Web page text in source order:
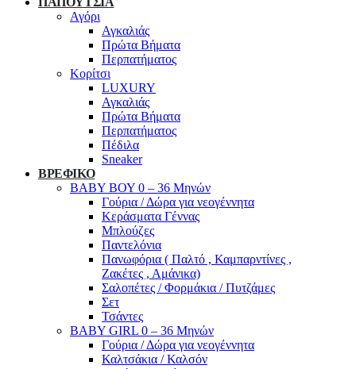
Αγόρι
Αγκαλιάς
Πρώτα Βήματα
Περπατήματος
Κορίτσι
LUXURY
Αγκαλιάς
Πρώτα Βήματα
Περπατήματος
Πέδιλα
Sneaker
ΒΡΕΦΙΚΟ
ΒΑΒΥ ΒΟΥ 0 – 36 Μηνών
Γούρια / Δώρα για νεογέννητα
Κεράσματα Γέννας
Μπλούζες
Παντελόνια
Πανωφόρια ( Παλτό , Καμπαρντίνες ,
Ζακέτες , Αμάνικα)
Σαλοπέτες / Φορμάκια / Πυτζάμες
Σετ
Τσάντες
BABY GIRL 0 – 36 Μηνών
Γούρια / Δώρα για νεογέννητα
Καλτσάκια / Καλσόν